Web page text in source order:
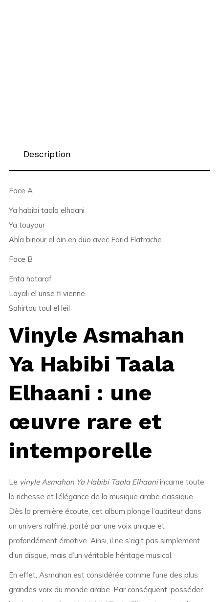
Description
Face A
Ya habibi taala elhaani
Ya touyour
Ahla binour el ain en duo avec Farid Elatrache
Face B
Enta hataraf
Layali el unse fi vienne
Sahirtou toul el leil
Vinyle Asmahan
Ya Habibi Taala
Elhaani : une
œuvre rare et
intemporelle
Le vinyle Asmahan Ya Habibi Taala Elhaaniincarne toute
la richesse et l’élégance de la musique arabe classique.
Dès la première écoute, cet album plonge l’auditeur dans
un univers raffiné, porté par une voix unique et
profondément émotive. Ainsi, il ne s’agit pas simplement
d’un disque, mais d’un véritable héritage musical.
En effet, Asmahan est considérée comme l’une des plus
grandes voix du monde arabe. Par conséquent, posséder